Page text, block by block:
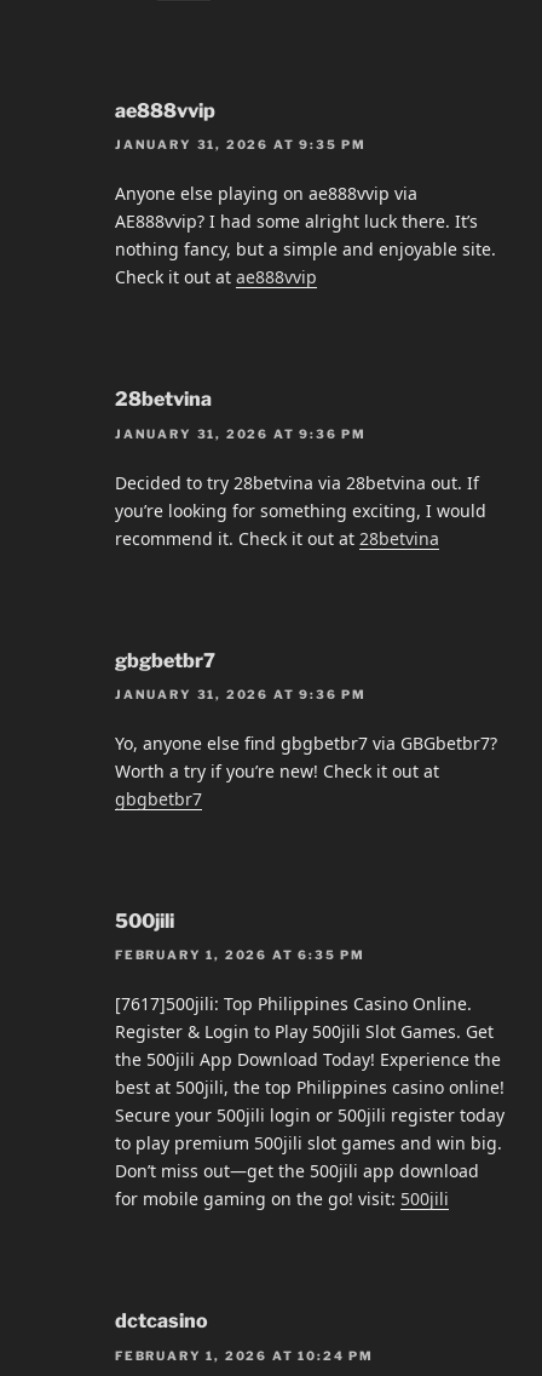
ae888vvip
JANUARY 31, 2026 AT 9:35 PM
Anyone else playing on ae888vvip via
AE888vvip? I had some alright luck there. It’s
nothing fancy, but a simple and enjoyable site.
Check it out at ae888vvip
28betvina
JANUARY 31, 2026 AT 9:36 PM
Decided to try 28betvina via 28betvina out. If
you’re looking for something exciting, I would
recommend it. Check it out at 28betvina
gbgbetbr7
JANUARY 31, 2026 AT 9:36 PM
Yo, anyone else find gbgbetbr7 via GBGbetbr7?
Worth a try if you’re new! Check it out at
gbgbetbr7
500jili
FEBRUARY 1, 2026 AT 6:35 PM
[7617]500jili: Top Philippines Casino Online.
Register & Login to Play 500jili Slot Games. Get
the 500jili App Download Today! Experience the
best at 500jili, the top Philippines casino online!
Secure your 500jili login or 500jili register today
to play premium 500jili slot games and win big.
Don’t miss out—get the 500jili app download
for mobile gaming on the go! visit: 500jili
dctcasino
FEBRUARY 1, 2026 AT 10:24 PM